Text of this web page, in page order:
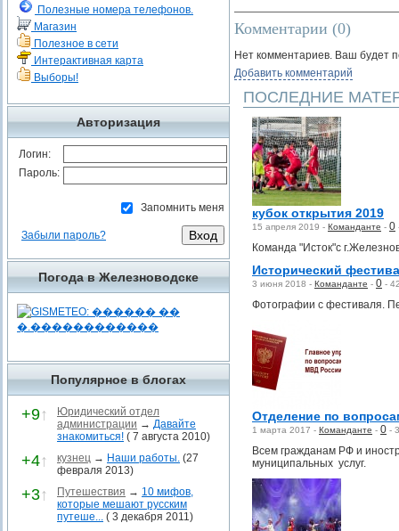
Полезные номера телефонов.
Магазин
Полезное в сети
Интерактивная карта
Выборы!
Авторизация
Логин:
Пароль:
Запомнить меня
Забыли пароль?
Погода в Железноводске
Популярное в блогах
+9↑
Юридический отдел
администрации → Давайте
знакомиться! ( 7 августа 2010)
+4↑ кузнец → Наши работы. (27
февраля 2013)
+3↑ Путешествия → 10 мифов,
которые мешают русским
путеше... ( 3 декабря 2011)
Комментарии (0)
Нет комментариев. Ваш будет
Добавить комментарий
ПОСЛЕДНИЕ
кубок открытия 2019
15 апреля 2019 - Команданте - 0
Команда "Исток"с
Исторический
3 июня 2018 - Команданте - 0 -
Фотографии с фестиваля.
Отделение по
1 марта 2017 - Команданте - 0 -
Всем гражданам РФ и
муниципальных услуг.